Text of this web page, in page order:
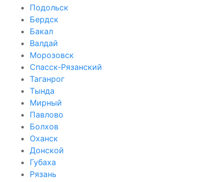
Подольск
Бердск
Бакал
Валдай
Морозовск
Спасск-Рязанский
Таганрог
Тында
Мирный
Павлово
Болхов
Оханск
Донской
Губаха
Рязань